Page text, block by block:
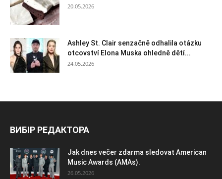
20.05.2026
Ashley St. Clair senzačně odhalila otázku
otcovství Elona Muska ohledně dětí...
24.05.2026
ВИБІР РЕДАКТОРА
Jak dnes večer zdarma sledovat American
Music Awards (AMAs).
26.05.2026